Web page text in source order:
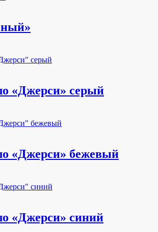
«Джерси» серый
«Джерси» бежевый
«Джерси» синий